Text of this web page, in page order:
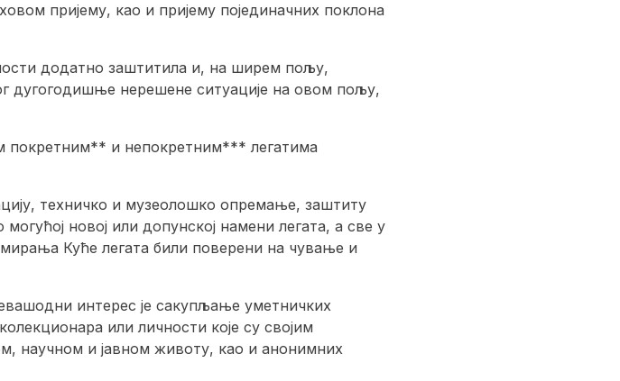
пријему, као и пријему појединачних поклона
додатно заштитила и, на ширем пољу,
дугогодишње нерешене ситуације на овом пољу,
покретним** и непокретним*** легатима
техничко и музеолошко опремање, заштиту
новој или допунској намени легата, а све у
Куће легата били поверени на чување и
интерес је сакупљање уметничких
или личности које су својим
научном и јавном животу, као и анонимних